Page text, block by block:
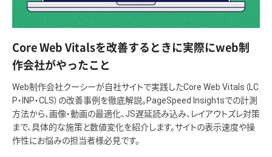
Core Web Vitalsを改善するときに実際にweb制
作会社がやったこと
Web制作会社クーシーが自社サイトで実践したCore Web Vitals（LC
P・INP・CLS）の改善事例を徹底解説。PageSpeed Insightsでの計測
方法から、画像・動画の最適化、JS遅延読み込み、レイアウトズレ対策
まで、具体的な施策と数値変化を紹介します。サイトの表示速度や操
作性にお悩みの担当者様必見です。